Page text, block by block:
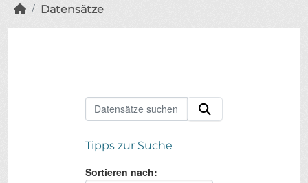
Datensätze
Tipps zur Suche
Sortieren nach